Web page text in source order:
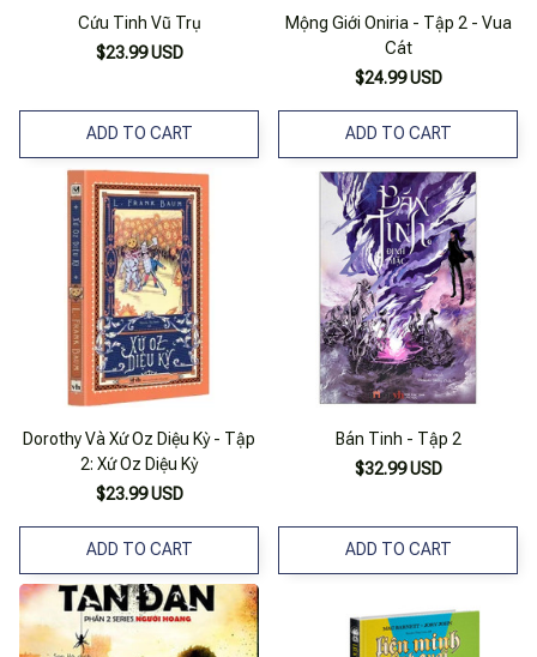
Cứu Tinh Vũ Trụ
$23.99 USD
ADD TO CART
Mộng Giới Oniria - Tập 2 - Vua
Cát
$24.99 USD
ADD TO CART
Dorothy Và Xứ Oz Diệu Kỳ - Tập
2: Xứ Oz Diệu Kỳ
$23.99 USD
ADD TO CART
Bán Tinh - Tập 2
$32.99 USD
ADD TO CART